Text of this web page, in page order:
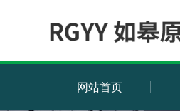
网站首页